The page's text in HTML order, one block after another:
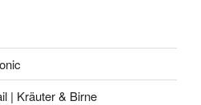
| Kräuter & Birne